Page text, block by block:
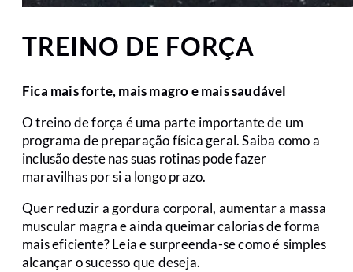
TREINO DE FORÇA
Fica mais forte, mais magro e mais saudável
O treino de força é uma parte importante de um
programa de preparação física geral. Saiba como a
inclusão deste nas suas rotinas pode fazer
maravilhas por si a longo prazo.
Quer reduzir a gordura corporal, aumentar a massa
muscular magra e ainda queimar calorias de forma
mais eficiente? Leia e surpreenda-se como é simples
alcançar o sucesso que deseja.